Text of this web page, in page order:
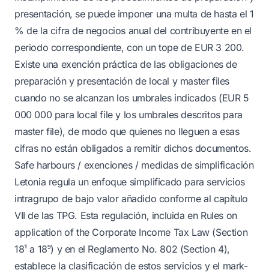
presentación, se puede imponer una multa de hasta el 1
% de la cifra de negocios anual del contribuyente en el
periodo correspondiente, con un tope de EUR 3 200.
Existe una exención práctica de las obligaciones de
preparación y presentación de local y master files
cuando no se alcanzan los umbrales indicados (EUR 5
000 000 para local file y los umbrales descritos para
master file), de modo que quienes no lleguen a esas
cifras no están obligados a remitir dichos documentos.
Safe harbours / exenciones / medidas de simplificación
Letonia regula un enfoque simplificado para servicios
intragrupo de bajo valor añadido conforme al capítulo
VII de las TPG. Esta regulación, incluida en Rules on
application of the Corporate Income Tax Law (Section
18¹ a 18⁹) y en el Reglamento No. 802 (Section 4),
establece la clasificación de estos servicios y el mark-